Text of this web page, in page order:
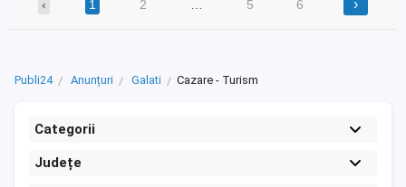
‹ 1 2 5 6 ›
Publi24 Anunțuri Galati Cazare - Turism
Categorii
Județe